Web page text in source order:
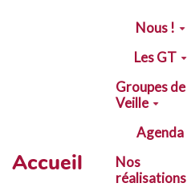
Aller au contenu principal
Accueil
Nous !
Les GT
Groupes de
Veille
Agenda
Nos
réalisations